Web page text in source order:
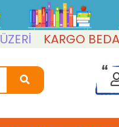
KARGO BEDAVA